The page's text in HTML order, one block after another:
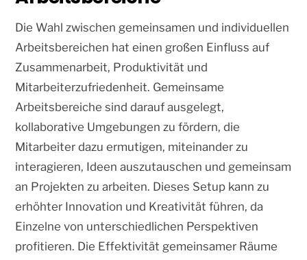
Die Wahl zwischen gemeinsamen und individuellen
Arbeitsbereichen hat einen großen Einfluss auf
Zusammenarbeit, Produktivität und
Mitarbeiterzufriedenheit. Gemeinsame
Arbeitsbereiche sind darauf ausgelegt,
kollaborative Umgebungen zu fördern, die
Mitarbeiter dazu ermutigen, miteinander zu
interagieren, Ideen auszutauschen und gemeinsam
an Projekten zu arbeiten. Dieses Setup kann zu
erhöhter Innovation und Kreativität führen, da
Einzelne von unterschiedlichen Perspektiven
profitieren. Die Effektivität gemeinsamer Räume